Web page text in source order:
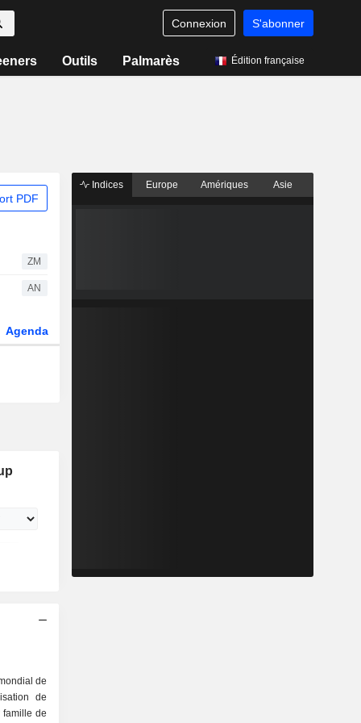
Connexion S'abonner
Outils Palmarès Édition française
PDF
ZM
AN
Agenda
de
de
famille de
Indices Europe Amériques Asie